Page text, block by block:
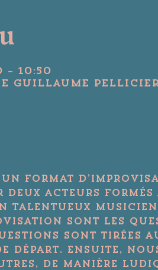
– 10:50
Guillaume
un format
deux acteurs formés
talentueux
sont les
sont tirées
départ. Ensuite,
de manière